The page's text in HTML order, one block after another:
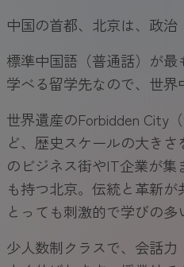
中国の首都、北京は、政治
標準中国語（普通話）が
学べる留学先なので、世界
世界遺産のForbidden City
ど、歴史スケールの大き
のビジネス街やIT企業が
も持つ北京。伝統と革新
とっても刺激的で学びの多
少人数制クラスで、会話